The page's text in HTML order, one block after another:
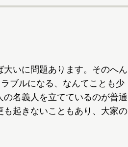
大いに問題あります。そのへん
ブルになる、なんてことも少
名義人を立てているのが普通
起きないこともあり、大家の